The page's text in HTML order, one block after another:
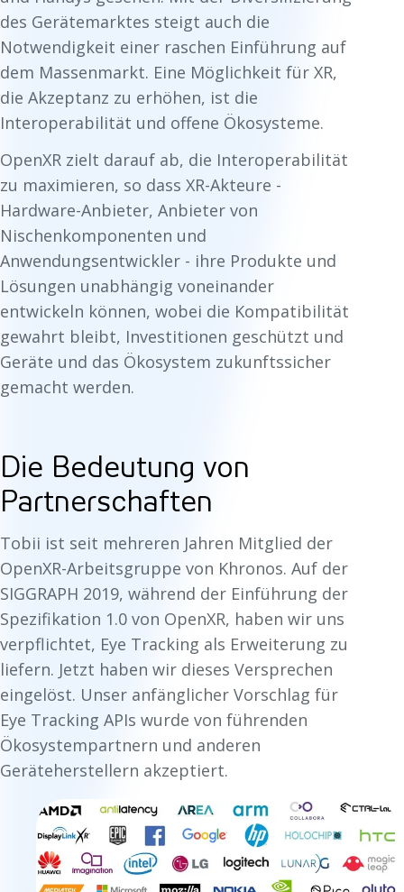
des Gerätemarktes steigt auch die
Notwendigkeit einer raschen Einführung auf
dem Massenmarkt. Eine Möglichkeit für XR,
die Akzeptanz zu erhöhen, ist die
Interoperabilität und offene Ökosysteme.
OpenXR zielt darauf ab, die Interoperabilität
zu maximieren, so dass XR-Akteure -
Hardware-Anbieter, Anbieter von
Nischenkomponenten und
Anwendungsentwickler - ihre Produkte und
Lösungen unabhängig voneinander
entwickeln können, wobei die Kompatibilität
gewahrt bleibt, Investitionen geschützt und
Geräte und das Ökosystem zukunftssicher
gemacht werden.
Die Bedeutung von
Partnerschaften
Tobii ist seit mehreren Jahren Mitglied der
OpenXR-Arbeitsgruppe von Khronos. Auf der
SIGGRAPH 2019, während der Einführung der
Spezifikation 1.0 von OpenXR, haben wir uns
verpflichtet, Eye Tracking als Erweiterung zu
liefern. Jetzt haben wir dieses Versprechen
eingelöst. Unser anfänglicher Vorschlag für
Eye Tracking APIs wurde von führenden
Ökosystempartnern und anderen
Geräteherstellern akzeptiert.